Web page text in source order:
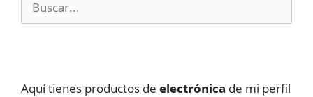
Aquí tienes productos de electrónica de mi perfil